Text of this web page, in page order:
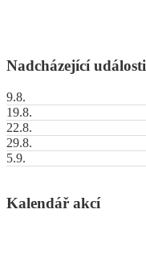
Nadcházející události
9.8.
19.8.
22.8.
29.8.
5.9.
Kalendář akcí